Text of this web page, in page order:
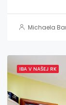
Michaela
IBA V NAŠEJ RK